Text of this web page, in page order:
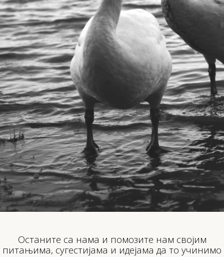
Oстаните са нама и помозите нам својим
питањима, сугестијама и идејама да то учинимо